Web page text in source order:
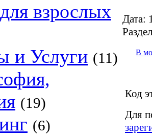
взрослых
и Услуги (11)
(19)
(6)
Дата:
В
Код
Для